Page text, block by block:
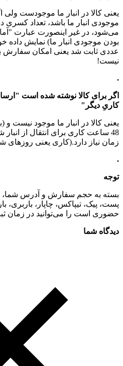
یعنی کالا در انبار ما موجودست
موجودی انبار ما باشد، تعداد کسری
می‌شود، در غیر اینصورت عبارت
بودن موجودی انبار ما) نمایش داده
عددی ثابت شد یعنی امکان سفارش
نیست!
.
کاریِ دیگر"
یعنی کالا در انبار ما موجود نیست
48 ساعت کاری برای انتقال از
زمان نیاز دارد.(کاری یعنی روزهای شنبه تا
.
توجه
بسته به حجم سفارش و آدرس
پست، پیک، تیپاکس، چاپار، باربری،
حضوری است را می‌توانید در زمان
دیدگاه شما